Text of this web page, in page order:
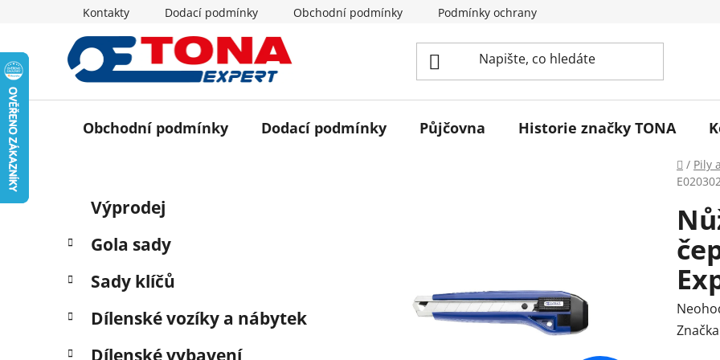
Kontakty Dodací podmínky Obchodní podmínky Podmínky ochrany osobních údajů
Obchodní podmínky Dodací podmínky Půjčovna Historie značky TONA
Domů
/ Pily
E020302
s
r
n
n
Přeskočit
kategorie
e
o
i
Výprodej
Gola sady
Sady klíčů
Dílenské vozíky a nábytek
Dílenské vybavení